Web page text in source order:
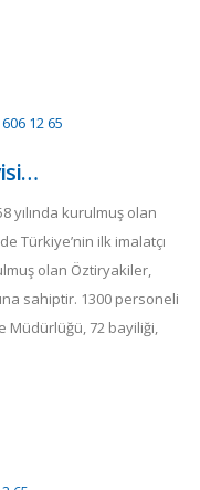
yılında kurulmuş olan
Türkiye’nin ilk imalatçı
olan Öztiryakiler,
sahiptir. 1300 personeli
Müdürlüğü, 72 bayiliği,